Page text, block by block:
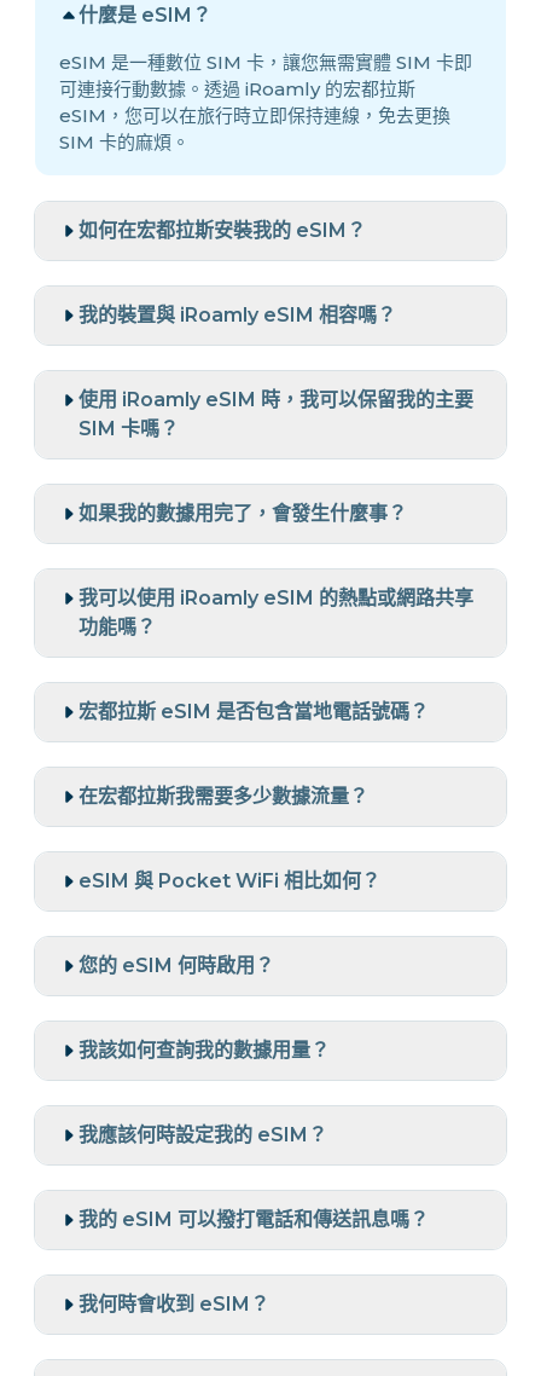
什麼是 eSIM？
eSIM 是一種數位 SIM 卡，讓您無需實體 SIM 卡即
可連接行動數據。透過 iRoamly 的宏都拉斯
eSIM，您可以在旅行時立即保持連線，免去更換
SIM 卡的麻煩。
如何在宏都拉斯安裝我的 eSIM？
我的裝置與 iRoamly eSIM 相容嗎？
使用 iRoamly eSIM 時，我可以保留我的主要
SIM 卡嗎？
如果我的數據用完了，會發生什麼事？
我可以使用 iRoamly eSIM 的熱點或網路共享
功能嗎？
宏都拉斯 eSIM 是否包含當地電話號碼？
在宏都拉斯我需要多少數據流量？
eSIM 與 Pocket WiFi 相比如何？
您的 eSIM 何時啟用？
我該如何查詢我的數據用量？
我應該何時設定我的 eSIM？
我的 eSIM 可以撥打電話和傳送訊息嗎？
我何時會收到 eSIM？